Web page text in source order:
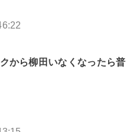
から柳田いなくなったら普